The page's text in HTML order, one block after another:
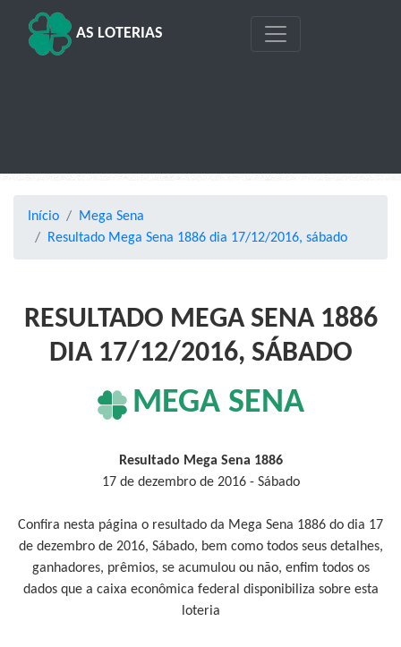
AS LOTERIAS
Início
Mega Sena
Resultado Mega Sena 1886 dia 17/12/2016, sábado
RESULTADO MEGA SENA 1886
DIA 17/12/2016, SÁBADO
MEGA SENA
Resultado Mega Sena 1886
17 de dezembro de 2016 - Sábado
Confira nesta página o resultado da Mega Sena 1886 do dia 17
de dezembro de 2016, Sábado, bem como todos seus detalhes,
ganhadores, prêmios, se acumulou ou não, enfim todos os
dados que a caixa econômica federal disponibiliza sobre esta
loteria